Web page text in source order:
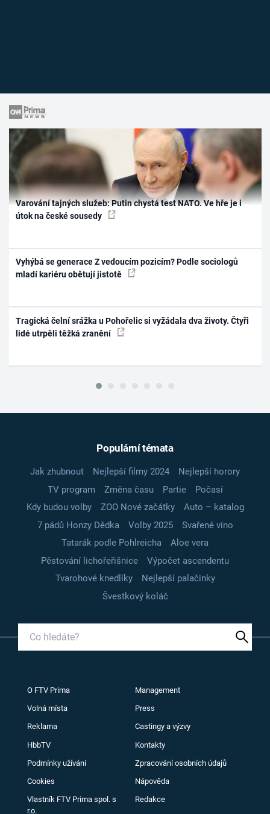
Varování tajných služeb: Putin chystá test NATO. Ve hře je i
útok na české sousedy
Vyhýbá se generace Z vedoucím pozicím? Podle sociologů
mladí kariéru obětují jistotě
Tragická čelní srážka u Pohořelic si vyžádala dva životy. Čtyři
lidé utrpěli těžká zranění
Populární témata
Jak zhubnout Nejlepší filmy 2024
Nejlepší horory
TV program
Změna času Partie
Počasí
Kdy budou volby
ZOO Nové začátky
Auto – katalog
7 pádů Honzy Dědka
Volby 2025
Svařené víno
Tatarák podle Pohlreicha
Aloe vera
Pěstování lichořeřišnice
Výpočet ascendentu
Tvarohové knedlíky
Nejlepší palačinky
Švestkový koláč
O FTV Prima Management
Volná místa Press
Reklama Castingy a výzvy
HbbTV Kontakty
Podmínky užívání Zpracování osobních údajů
Cookies Nápověda
Vlastník FTV Prima spol. s
r.o.
Redakce